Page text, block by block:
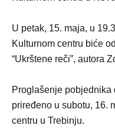
U petak, 15. maja, u
Kulturnom centru biće
“Ukrštene reči”, autora
Proglašenje
priređeno u subotu, 16.
centru u Trebinju.